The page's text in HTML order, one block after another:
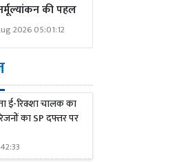
की पहल
2026 05:01:12
ई-रिक्शा चालक का
का SP दफ्तर पर